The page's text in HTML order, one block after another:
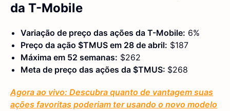
da T-Mobile
Variação de preço das ações da T-Mobile: 6%
Preço da ação $TMUS em 28 de abril: $187
Máxima em 52 semanas: $262
Meta de preço das ações da $TMUS: $268
Agora ao vivo: Descubra quanto de vantagem suas
ações favoritas poderiam ter usando o novo modelo